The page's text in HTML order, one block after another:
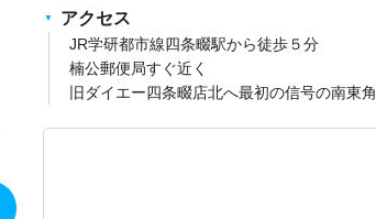
アクセス
JR学研都市線四条畷駅から徒歩５分
楠公郵便局すぐ近く
旧ダイエー四条畷店北へ最初の信号の南東角